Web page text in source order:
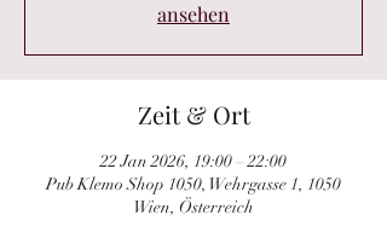
ansehen
Zeit & Ort
22 Jan 2026, 19:00 – 22:00
Pub Klemo Shop 1050, Wehrgasse 1, 1050
Wien, Österreich